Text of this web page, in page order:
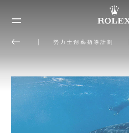
勞力士創藝指導計劃